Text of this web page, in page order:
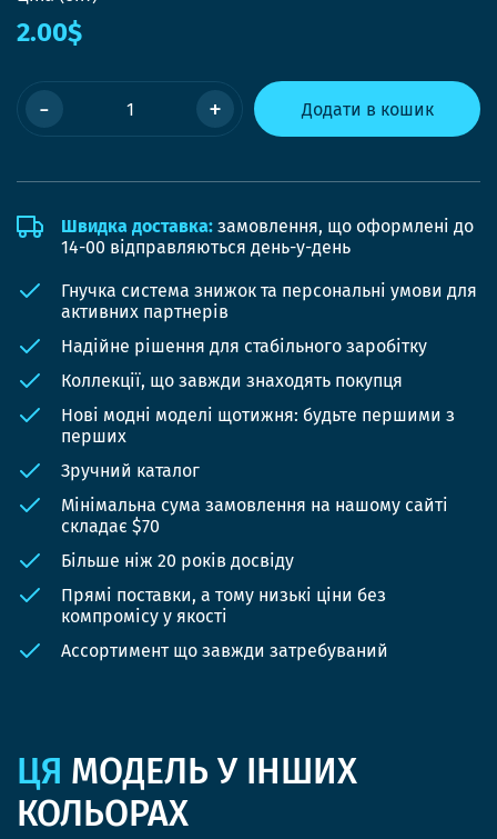
2.00$
- + Додати в кошик
Швидка доставка: замовлення, що оформлені до
14-00 відправляються день-у-день
Гнучка система знижок та персональні умови для
активних партнерів
Надійне рішення для стабільного заробітку
Коллекції, що завжди знаходять покупця
Нові модні моделі щотижня: будьте першими з
перших
Зручний каталог
Мінімальна сума замовлення на нашому сайті
складає $70
Більше ніж 20 років досвіду
Прямі поставки, а тому низькі ціни без
компромісу у якості
Ассортимент що завжди затребуваний
ЦЯ МОДЕЛЬ У ІНШИХ
КОЛЬОРАХ